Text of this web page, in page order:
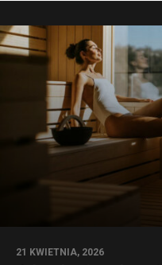
21 KWIETNIA, 2026